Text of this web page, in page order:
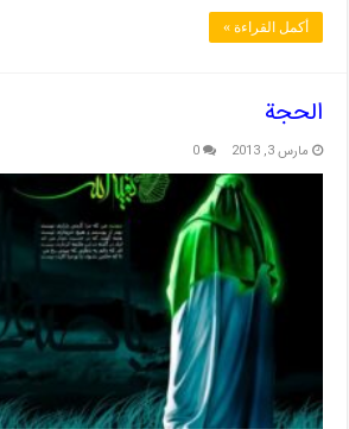
أكمل القراءة »
الحجة
مارس 3, 2013 0